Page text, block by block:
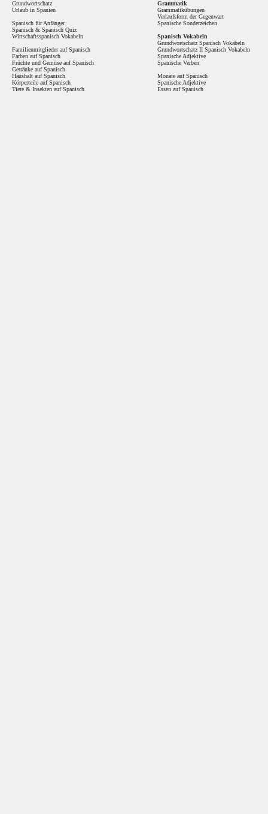
Grundwortschatz
Urlaub in Spanien
Spanisch für Anfänger
Spanisch & Spanisch Quiz
Wirtschaftsspanisch Vokabeln
Familienmitglieder auf Spanisch
Farben auf Spanisch
Früchte und Gemüse auf Spanisch
Getränke auf Spanisch
Haushalt auf Spanisch
Körperteile auf Spanisch
Tiere & Insekten auf Spanisch
Grammatik
Grammatikübungen
Verlaufsform der Gegenwart
Spanische Sonderzeichen
Spanisch Vokabeln
Grundwortschatz Spanisch Vokabeln
Grundwortschatz II Spanisch Vokabeln
Spanische Adjektive
Spanische Verben
Monate auf Spanisch
Spanische Adjektive
Essen auf Spanisch